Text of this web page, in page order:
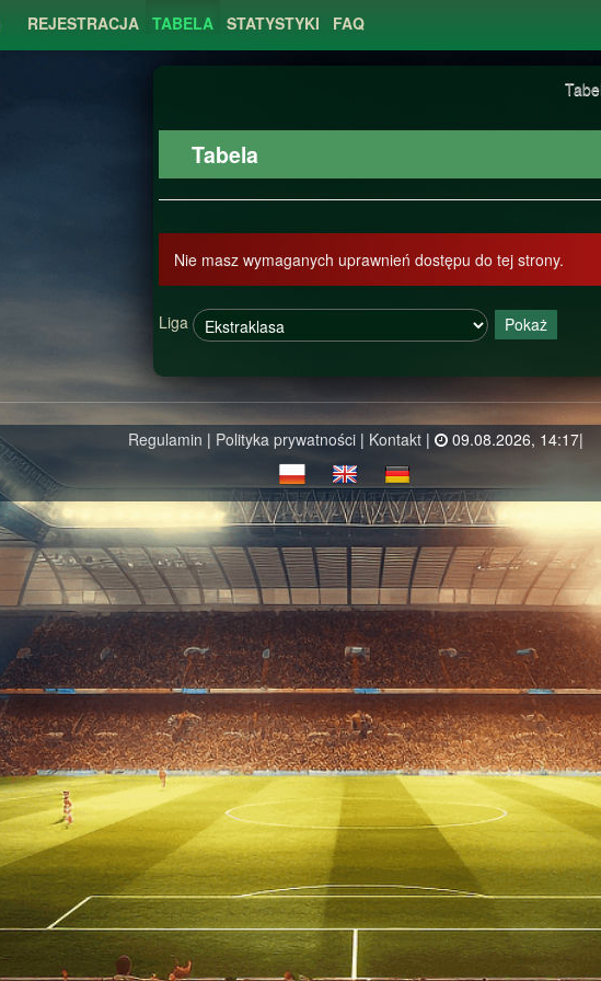
REJESTRACJA TABELA STATYSTYKI FAQ
Tabela
Nie masz wymaganych uprawnień dostępu do tej strony.
Liga Pokaż
Regulamin | Polityka prywatności | Kontakt | 09.08.2026, 14:17|